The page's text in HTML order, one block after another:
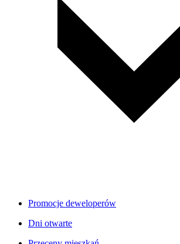
Promocje deweloperów
Dni otwarte